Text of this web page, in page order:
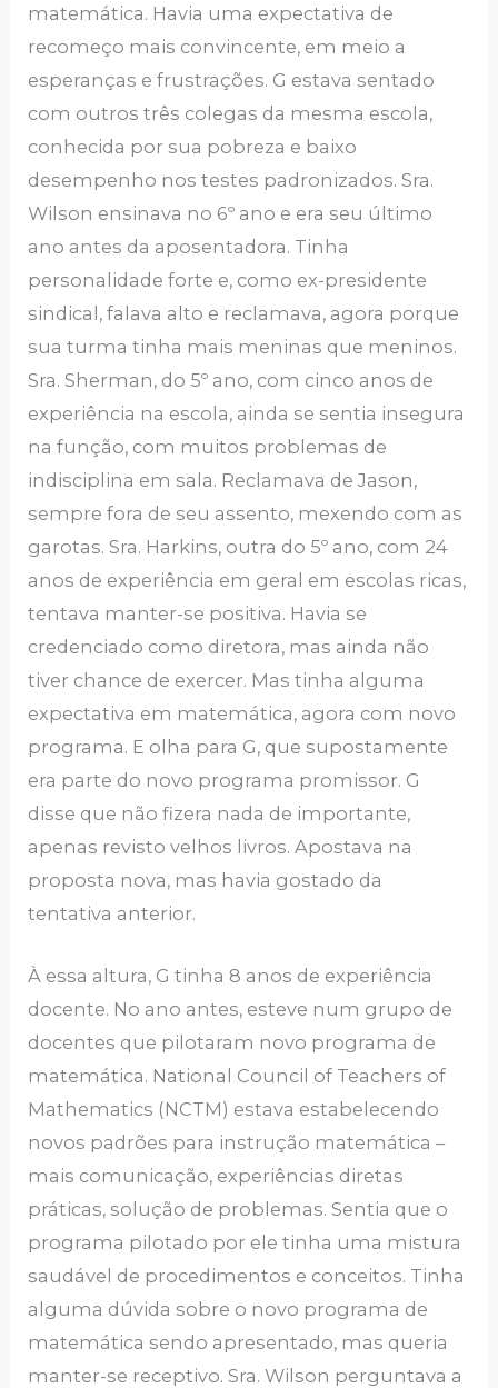
matemática. Havia uma expectativa de
recomeço mais convincente, em meio a
esperanças e frustrações. G estava sentado
com outros três colegas da mesma escola,
conhecida por sua pobreza e baixo
desempenho nos testes padronizados. Sra.
Wilson ensinava no 6º ano e era seu último
ano antes da aposentadora. Tinha
personalidade forte e, como ex-presidente
sindical, falava alto e reclamava, agora porque
sua turma tinha mais meninas que meninos.
Sra. Sherman, do 5º ano, com cinco anos de
experiência na escola, ainda se sentia insegura
na função, com muitos problemas de
indisciplina em sala. Reclamava de Jason,
sempre fora de seu assento, mexendo com as
garotas. Sra. Harkins, outra do 5º ano, com 24
anos de experiência em geral em escolas ricas,
tentava manter-se positiva. Havia se
credenciado como diretora, mas ainda não
tiver chance de exercer. Mas tinha alguma
expectativa em matemática, agora com novo
programa. E olha para G, que supostamente
era parte do novo programa promissor. G
disse que não fizera nada de importante,
apenas revisto velhos livros. Apostava na
proposta nova, mas havia gostado da
tentativa anterior.
À essa altura, G tinha 8 anos de experiência
docente. No ano antes, esteve num grupo de
docentes que pilotaram novo programa de
matemática. National Council of Teachers of
Mathematics (NCTM) estava estabelecendo
novos padrões para instrução matemática –
mais comunicação, experiências diretas
práticas, solução de problemas. Sentia que o
programa pilotado por ele tinha uma mistura
saudável de procedimentos e conceitos. Tinha
alguma dúvida sobre o novo programa de
matemática sendo apresentado, mas queria
manter-se receptivo. Sra. Wilson perguntava a